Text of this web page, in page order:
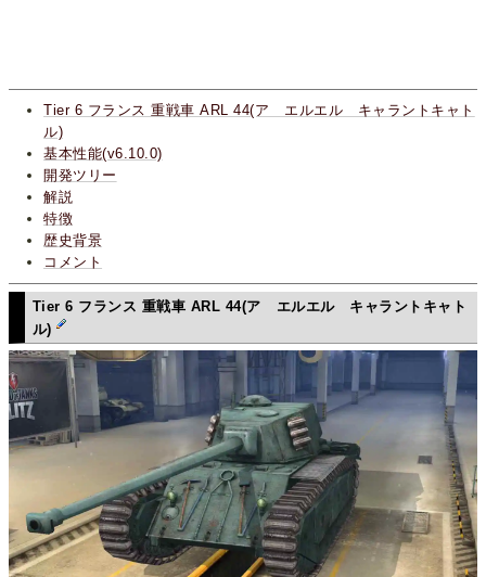
Tier 6 フランス 重戦車 ARL 44(ア エルエル キャラントキャト
ル)
基本性能(v6.10.0)
開発ツリー
解説
特徴
歴史背景
コメント
Tier 6 フランス 重戦車 ARL 44(ア エルエル キャラントキャト
ル)